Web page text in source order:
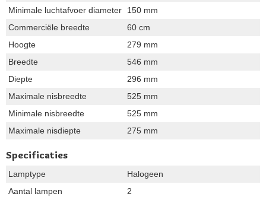
Minimale luchtafvoer diameter
150 mm
Commerciële breedte
60 cm
Hoogte
279 mm
Breedte
546 mm
Diepte
296 mm
Maximale nisbreedte
525 mm
Minimale nisbreedte
525 mm
Maximale nisdiepte
275 mm
Specificaties
Lamptype
Halogeen
Aantal lampen
2